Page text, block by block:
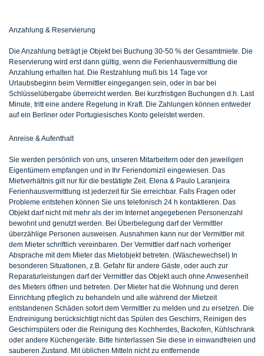
Anzahlung & Reservierung
Die Anzahlung beträgt je Objekt bei Buchung 30-50 % der Gesamtmiete. Die
Reservierung wird erst dann gültig, wenn die Ferienhausvermittlung die
Anzahlung erhalten hat. Die Restzahlung muß bis 14 Tage vor
Urlaubsbeginn beim Vermittler eingegangen sein, oder in bar bei
Schlüsselübergabe überreicht werden. Bei kurzfristigen Buchungen d.h. Last
Minute, tritt eine andere Regelung in Kraft. Die Zahlungen können entweder
auf ein Berliner oder Portugiesisches Konto geleistet werden.
Anreise & Aufenthalt
Sie werden persönlich von uns, unseren Mitarbeitern oder den jeweiligen
Eigentümern empfangen und in Ihr Feriendomizil eingewiesen. Das
Mietverhältnis gilt nur für die bestätigte Zeit. Elena & Paulo Laranjeira
Ferienhausvermittlung ist jederzeit für Sie erreichbar. Falls Fragen oder
Probleme entstehen können Sie uns telefonisch 24 h kontaktieren. Das
Objekt darf nicht mit mehr als der im Internet angegebenen Personenzahl
bewohnt und genutzt werden. Bei Überbelegung darf der Vermittler
überzählige Personen ausweisen. Ausnahmen kann nur der Vermittler mit
dem Mieter schriftlich vereinbaren. Der Vermittler darf nach vorheriger
Absprache mit dem Mieter das Mietobjekt betreten. (Wäschewechsel) In
besonderen Situationen, z.B. Gefahr für andere Gäste, oder auch zur
Reparaturleistungen darf der Vermittler das Objekt auch ohne Anwesenheit
des Mieters öffnen und betreten. Der Mieter hat die Wohnung und deren
Einrichtung pfleglich zu behandeln und alle während der Mietzeit
entstandenen Schäden sofort dem Vermittler zu melden und zu ersetzen. Die
Endreinigung berücksichtigt nicht das Spülen des Geschirrs, Reinigen des
Geschirrspülers oder die Reinigung des Kochherdes, Backofen, Kühlschrank
oder andere Küchengeräte. Bitte hinterlassen Sie diese in einwandfreien und
sauberen Zustand. Mit üblichen Mitteln nicht zu entfernende